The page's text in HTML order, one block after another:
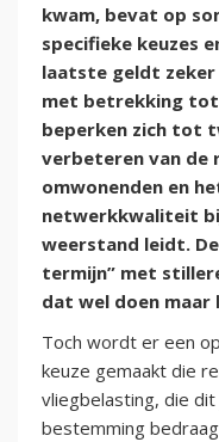
kwam, bevat op
specifieke keuzes
laatste geldt zeker
met betrekking
beperken zich tot
verbeteren van de
omwonenden en
netwerkkwaliteit
weerstand leidt.
termijn” met
dat wel doen
Toch wordt er een
keuze gemaakt die
vliegbelasting, die
bestemming